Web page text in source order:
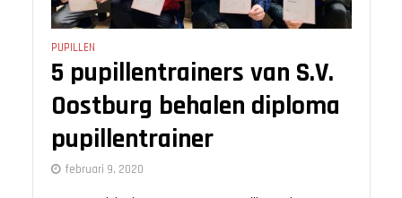
PUPILLEN
5 pupillentrainers van S.V.
Oostburg behalen diploma
pupillentrainer
februari 9, 2020